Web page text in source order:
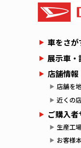
車をさが
展示車・
店舗情報
店舗を
近くの
ご購入
生産工
お客様